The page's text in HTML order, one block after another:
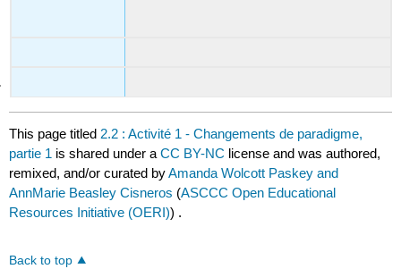
This page titled 2.2 : Activité 1 - Changements de paradigme,
partie 1 is shared under aCC BY-NC license and was authored,
remixed, and/or curated byAmanda Wolcott Paskey and
AnnMarie Beasley Cisneros (ASCCC Open Educational
Resources Initiative (OERI)) .
Back to top